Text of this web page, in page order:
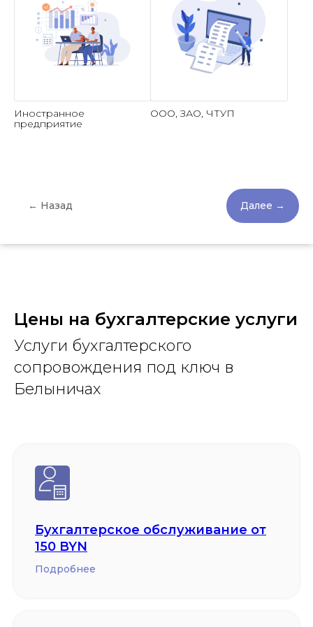
Иностранное
предприятие
ООО, ЗАО, ЧТУП
← Назад Далее →
Цены на бухгалтерские услуги
Услуги бухгалтерского
сопровождения под ключ в
Белыничах
Бухгалтерское обслуживание от
150 BYN
Подробнее